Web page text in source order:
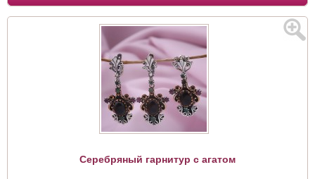
Серебряный гарнитур c агатом